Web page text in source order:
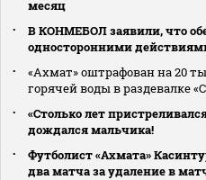
месяц
В КОНМЕБОЛ заявили, что
односторонними
«Ахмат» оштрафован на 20
горячей воды в раздевалке
«Столько лет
дождался мальчика!
Футболист «Ахмата»
два матча за удаление в